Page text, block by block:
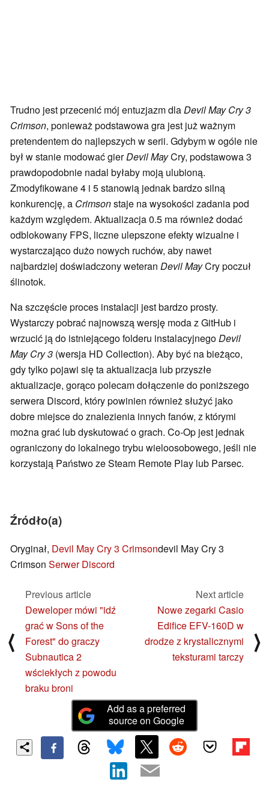
Trudno jest przecenić mój entuzjazm dlaDevil May Cry 3
Crimson, ponieważ podstawowa gra jest już ważnym
pretendentem do najlepszych w serii. Gdybym w ogóle nie
był w stanie modować gierDevil MayCry, podstawowa 3
prawdopodobnie nadal byłaby moją ulubioną.
Zmodyfikowane 4 i 5 stanowią jednak bardzo silną
konkurencję, a Crimsonstaje na wysokości zadania pod
każdym względem. Aktualizacja 0.5 ma również dodać
odblokowany FPS, liczne ulepszone efekty wizualne i
wystarczająco dużo nowych ruchów, aby nawet
najbardziej doświadczony weteran Devil MayCry poczuł
ślinotok.
Na szczęście proces instalacji jest bardzo prosty.
Wystarczy pobrać najnowszą wersję moda z GitHub i
wrzucić ją do istniejącego folderu instalacyjnegoDevil
May Cry 3 (wersja HD Collection). Aby być na bieżąco,
gdy tylko pojawi się ta aktualizacja lub przyszłe
aktualizacje, gorąco polecam dołączenie do poniższego
serwera Discord, który powinien również służyć jako
dobre miejsce do znalezienia innych fanów, z którymi
można grać lub dyskutować o grach. Co-Op jest jednak
ograniczony do lokalnego trybu wieloosobowego, jeśli nie
korzystają Państwo ze Steam Remote Play lub Parsec.
Źródło(a)
Oryginał, Devil May Cry 3 Crimsondevil May Cry 3
Crimson Serwer Discord
⟨
Previous article
Deweloper mówi "idź
grać w Sons of the
Forest" do graczy
Subnautica 2
wściekłych z powodu
braku broni
Next article
Nowe zegarki Casio
Edifice EFV-160D w
drodze z krystalicznymi
teksturami tarczy
⟩
Add as a preferred
source on Google